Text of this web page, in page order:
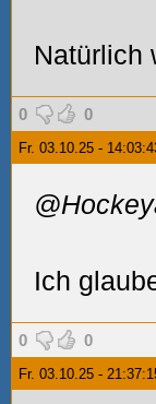
Natürlich
0 0
Fr. 03.10.25 -
Ich
0 0
Fr. 03.10.25 -